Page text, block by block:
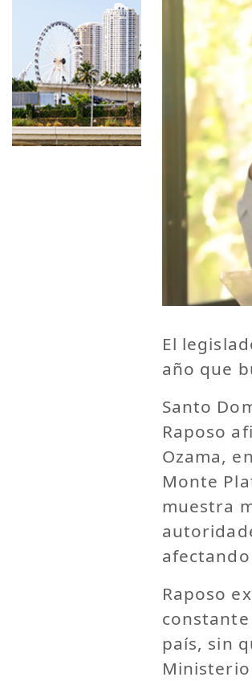
El
año que
Santo
Raposo
Ozama,
Monte
muestra
Raposo
país, sin